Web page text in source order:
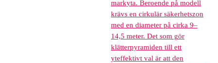
markyta. Beroende på modell
krävs en cirkulär säkerhetszon
med en diameter på cirka 9–
14,5 meter. Det som gör
klätterpyramiden till ett
yteffektivt val är att den